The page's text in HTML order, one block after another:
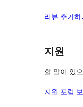
기
후
점
기
리뷰 추가하
지원
할 말이 있
지원 포럼